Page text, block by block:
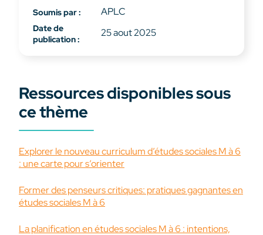
Soumis par : APLC
Date de
publication :
25 aout 2025
Ressources disponibles sous
ce thème
Explorer le nouveau curriculum d’études sociales M à 6
: une carte pour s’orienter
Former des penseurs critiques: pratiques gagnantes en
études sociales M à 6
La planification en études sociales M à 6 : intentions,